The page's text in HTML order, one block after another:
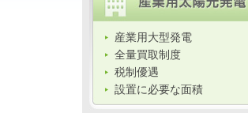
産業用大型発電
全量買取制度
税制優遇
設置に必要な面積